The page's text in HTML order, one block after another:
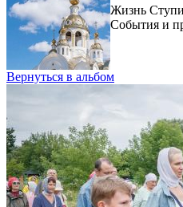
Жизнь
События и
Вернуться в альбом